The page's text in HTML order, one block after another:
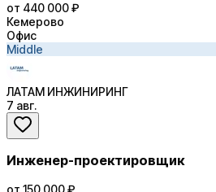
от 440 000 ₽
Кемерово
Офис
Middle
ЛАТАМ ИНЖИНИРИНГ
7 авг.
Инженер-проектировщик
от 150 000 ₽